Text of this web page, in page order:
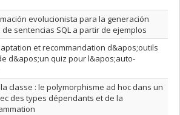
evolucionista para la generación
sentencias SQL a partir de ejemplos
et recommandation d&apos;outils
d&apos;un quiz pour l&apos;auto-
classe : le polymorphisme ad hoc dans un
des types dépendants et de la